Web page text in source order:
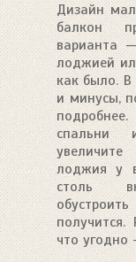
Дизайн
балкон
варианта
лоджией
как было. В
и минусы,
спальни
лоджия у
столь
что угодно